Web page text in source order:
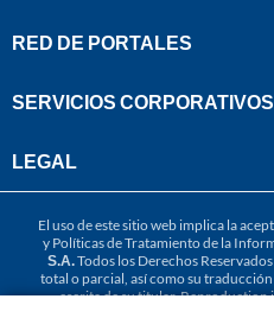
RED DE PORTALES
SERVICIOS CORPORATIVOS
LEGAL
El uso de este sitio web implica la
y Políticas de Tratamiento de la
S.A.Todos los Derechos
total o parcial, así como su
escrita de su titular.